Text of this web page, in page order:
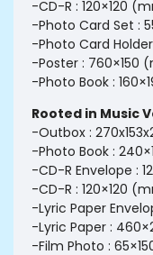
-CD-R : 120×120
-Photo Card Set :
-Photo Card
-Poster : 760×150
-Photo Book :
Rooted in Music
-Outbox :
-Photo Book :
-CD-R Envelope :
-CD-R : 120×120
-Lyric Paper
-Lyric Paper :
-Film Photo :